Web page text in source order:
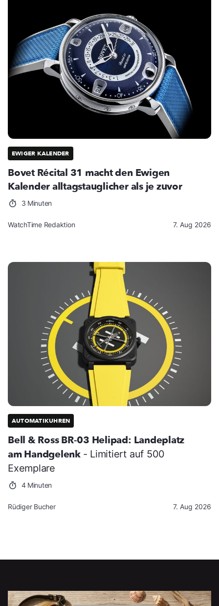
EWIGER KALENDER
Bovet Récital 31 macht den Ewigen
Kalender alltagstauglicher als je zuvor
3 Minuten
WatchTime Redaktion 7. Aug 2026
AUTOMATIKUHREN
Bell & Ross BR-03 Helipad: Landeplatz
am Handgelenk - Limitiert auf 500
Exemplare
4 Minuten
Rüdiger Bucher 7. Aug 2026